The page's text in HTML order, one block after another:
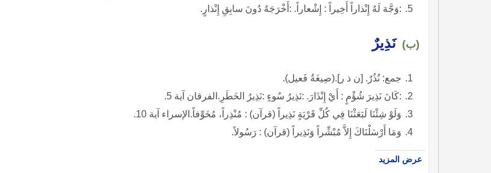
:وَجَّهَ لَهُ إِنْذاراً أَخِيراً : إِشْعاراً. :أَخْرَجَهُ دُونَ سابِقِ إِنْذارٍ.
(ب) نَذِيرٌ
جمع: نُذُرٌ. [ن ذ ر].(صِيغَةُ فَعيل).
:كَانَ نَذِيرَ شُؤْمٍ : أَيْ إِنْذَارَ. :نَذِيرُ سُوءٍ :نَذِيرُ الخَطَرِ.الفرقان آية 5.
وَلَوْ شِئْنَا لَبَعَثْنَا فِي كُلِّ قَرْيَةٍ نَذِيراً (قرآن) : مُنْذِراً، مُخَوِّفاً.الإسراء آية 10.
وَمَا أَرْسَلْنَاكَ إِلاَّ مُبْشِّراً وَنَذِيراً (قرآن) : رَسُولاً.
عرض المزيد